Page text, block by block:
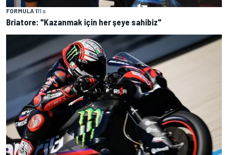
FORMULA 111 s
Briatore: "Kazanmak için her şeye sahibiz"